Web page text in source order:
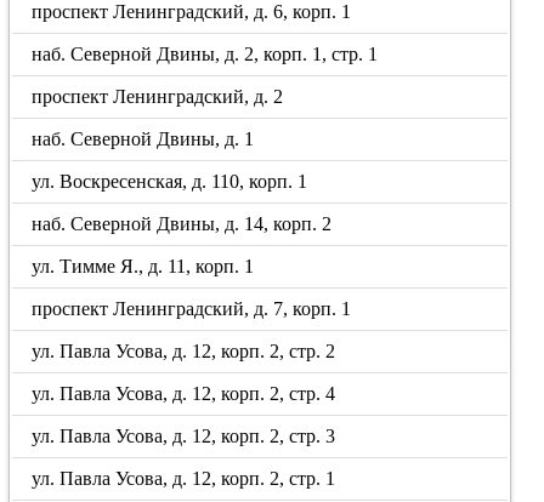
проспект Ленинградский, д. 6, корп. 1
наб. Северной Двины, д. 2, корп. 1, стр. 1
проспект Ленинградский, д. 2
наб. Северной Двины, д. 1
ул. Воскресенская, д. 110, корп. 1
наб. Северной Двины, д. 14, корп. 2
ул. Тимме Я., д. 11, корп. 1
проспект Ленинградский, д. 7, корп. 1
ул. Павла Усова, д. 12, корп. 2, стр. 2
ул. Павла Усова, д. 12, корп. 2, стр. 4
ул. Павла Усова, д. 12, корп. 2, стр. 3
ул. Павла Усова, д. 12, корп. 2, стр. 1